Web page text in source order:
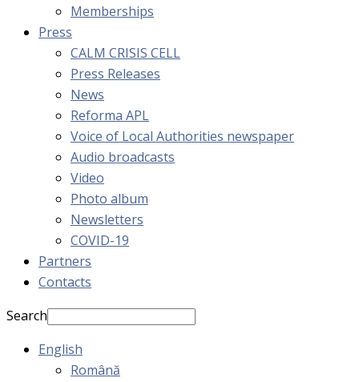
Memberships
Press
CALM CRISIS CELL
Press Releases
News
Reforma APL
Voice of Local Authorities newspaper
Audio broadcasts
Video
Photo album
Newsletters
COVID-19
Partners
Contacts
Search
English
Română